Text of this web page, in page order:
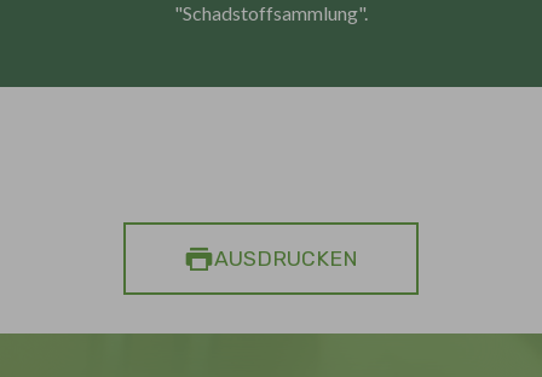
"Schadstoffsammlung".
AUSDRUCKEN